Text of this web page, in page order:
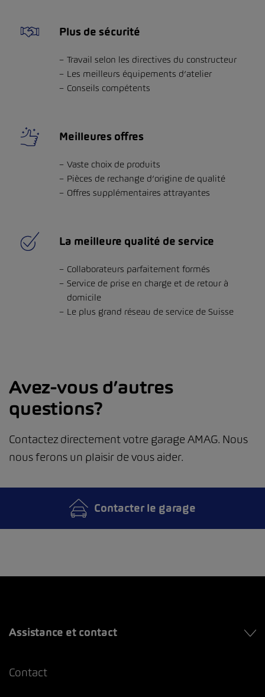
Plus de sécurité
Travail selon les directives du constructeur
Les meilleurs équipements d’atelier
Conseils compétents
Meilleures offres
Vaste choix de produits
Pièces de rechange d’origine de qualité
Offres supplémentaires attrayantes
La meilleure qualité de service
Collaborateurs parfaitement formés
Service de prise en charge et de retour à
domicile
Le plus grand réseau de service de Suisse
Avez-vous d’autres
questions?
Contactez directement votre garage AMAG. Nous
nous ferons un plaisir de vous aider.
Contacter le garage
Assistance et contact
Contact